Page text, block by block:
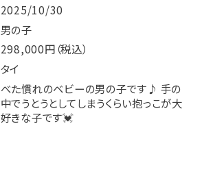
2025/10/30
男の子
298,000円（税込）
タイ
べた慣れのベビーの男の子です♪ 手の
中でうとうとしてしまうくらい抱っこが大
好きな子です💓